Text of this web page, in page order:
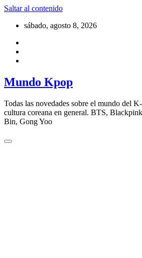
Saltar al contenido
sábado, agosto 8, 2026
Mundo Kpop
Todas las novedades sobre el mundo del
cultura coreana en general. BTS,
Bin, Gong Yoo